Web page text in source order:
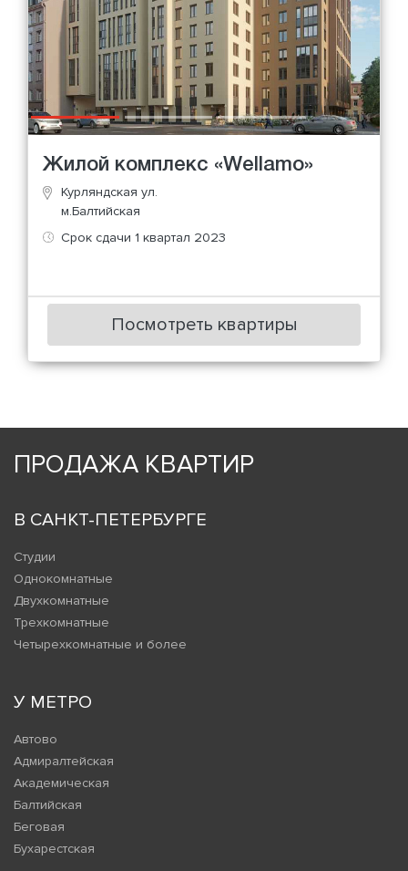
Жилой комплекс «Wellamo»
Курляндская ул.
м.Балтийская
Срок сдачи 1 квартал 2023
Посмотреть квартиры
ПРОДАЖА КВАРТИР
В САНКТ-ПЕТЕРБУРГЕ
Студии
Однокомнатные
Двухкомнатные
Трехкомнатные
Четырехкомнатные и более
У МЕТРО
Автово
Адмиралтейская
Академическая
Балтийская
Беговая
Бухарестская